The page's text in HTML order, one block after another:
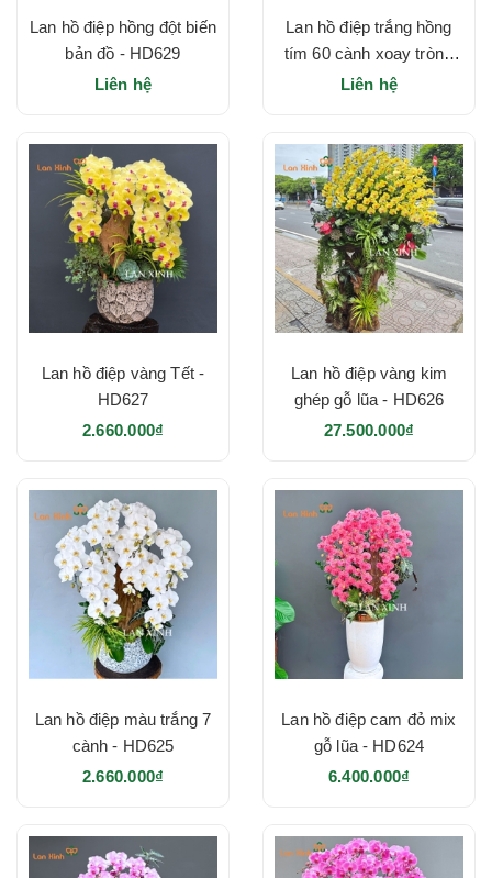
Lan hồ điệp hồng đột biến
bản đồ - HD629
Liên hệ
Lan hồ điệp trắng hồng
tím 60 cành xoay tròn -
HD628
Liên hệ
Lan hồ điệp vàng Tết -
HD627
2.660.000₫
Lan hồ điệp vàng kim
ghép gỗ lũa - HD626
27.500.000₫
Lan hồ điệp màu trắng 7
cành - HD625
2.660.000₫
Lan hồ điệp cam đỏ mix
gỗ lũa - HD624
6.400.000₫